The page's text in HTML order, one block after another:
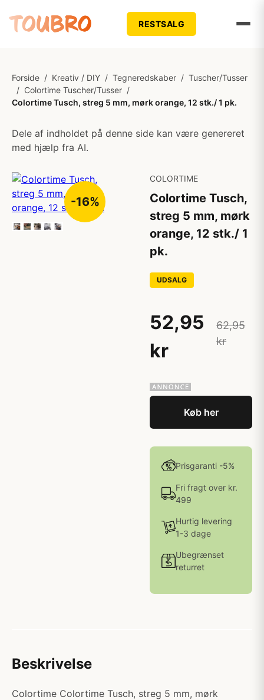
RESTSALG
Forside / Kreativ / DIY / Tegneredskaber / Tuscher/Tusser
/ Colortime Tuscher/Tusser /
Colortime Tusch, streg 5 mm, mørk orange, 12 stk./ 1 pk.
Dele af indholdet på denne side kan være genereret
med hjælp fra AI.
-16%
COLORTIME
Colortime Tusch,
streg 5 mm, mørk
orange, 12 stk./ 1
pk.
UDSALG
52,95
kr
62,95
kr
Køb her
Prisgaranti -5%
Fri fragt over kr.
499
Hurtig levering
1-3 dage
Ubegrænset
returret
Beskrivelse
Colortime Colortime Tusch, streg 5 mm, mørk